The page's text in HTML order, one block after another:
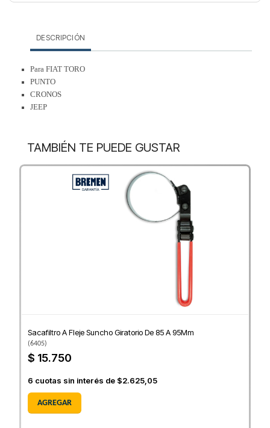
DESCRIPCIÓN
Para FIAT TORO
PUNTO
CRONOS
JEEP
TAMBIÉN TE PUEDE GUSTAR
Sacafiltro A Fleje Suncho Giratorio De 85 A 95Mm
(6405)
$ 15.750
6 cuotas sin interés de $2.625,05
AGREGAR